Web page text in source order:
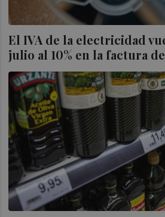
El IVA de la electricidad
julio al 10% en la factura